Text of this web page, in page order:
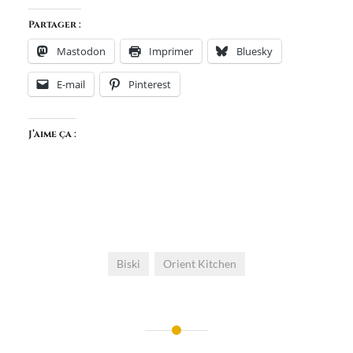
Partager :
Mastodon Imprimer Bluesky
E-mail Pinterest
J’aime ça :
Biski Orient Kitchen